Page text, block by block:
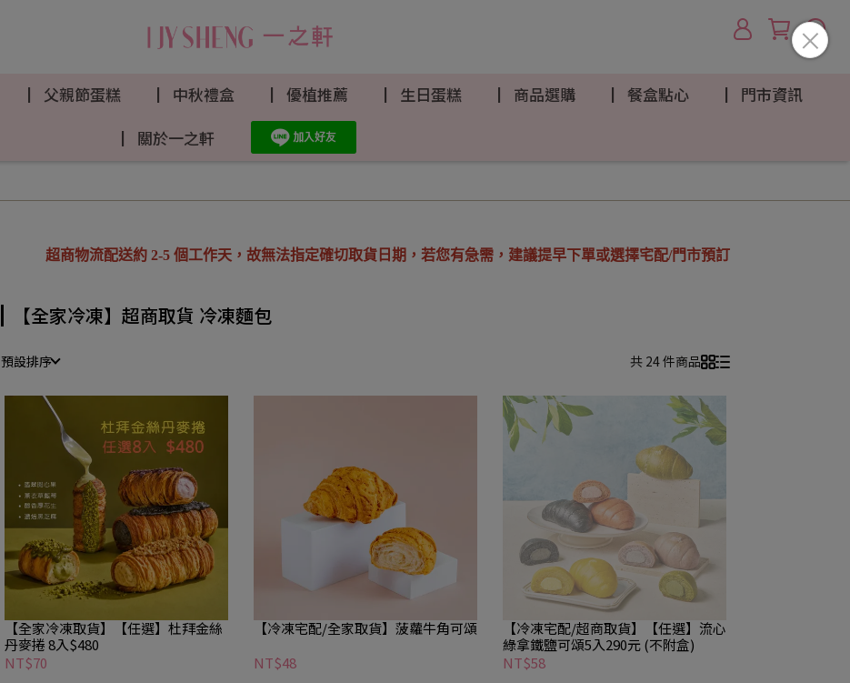
▏父親節蛋糕 ▏中秋禮盒 ▏優植推薦 ▏生日蛋糕 ▏商品選購 ▏餐盒點心
▏門市資訊
▏關於一之軒
超商物流配送約 2-5 個工作天，故無法指定確切取貨日期， 若您有急需，建議提早下單或選擇宅配/門市預訂
【全家冷凍】超商取貨 冷凍麵包
預設排序 共 24 件商品
【全家冷凍取貨】【任選】杜拜金絲
丹麥捲 8入$480
NT$70
【冷凍宅配/全家取貨】菠蘿牛角可頌
NT$48
【冷凍宅配/超商取貨】【任選】流心
綠拿鐵鹽可頌5入290元 (不附盒)
NT$58